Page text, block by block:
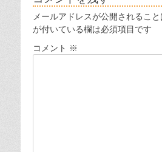
ー
シ
ン
メールアドレスが公開されること
が付いている欄は必須項目です
コメント ※